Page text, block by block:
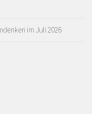
im Juli 2026